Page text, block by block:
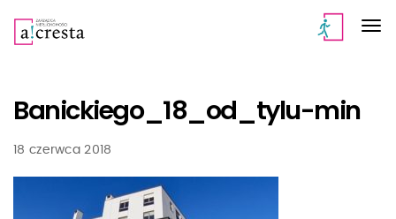
Banickiego_18_od_tylu-min
18 czerwca 2018